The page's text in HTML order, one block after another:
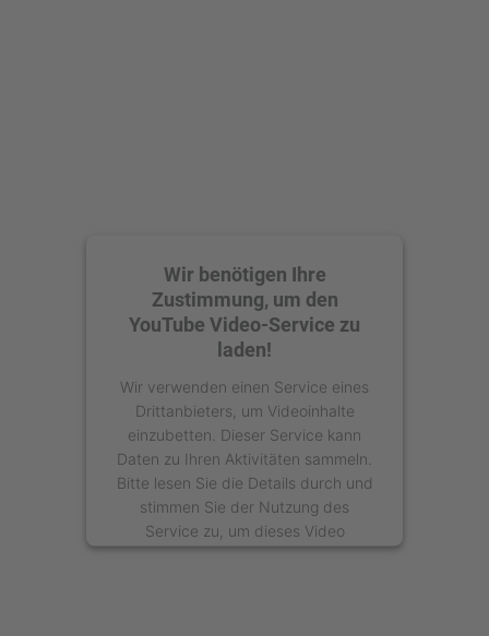
Wir benötigen Ihre
Zustimmung, um den
YouTube Video-Service zu
laden!
Wir verwenden einen Service eines
Drittanbieters, um Videoinhalte
einzubetten. Dieser Service kann
Daten zu Ihren Aktivitäten sammeln.
Bitte lesen Sie die Details durch und
stimmen Sie der Nutzung des
Service zu, um dieses Video
anzusehen.